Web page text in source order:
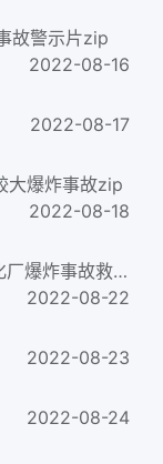
故警示片zip
2022-08-16
2022-08-17
大爆炸事故zip
2022-08-18
【视频】一声巨响 地动山摇！义马气化厂爆炸事故救援全记录docx
2022-08-22
2022-08-23
2022-08-24